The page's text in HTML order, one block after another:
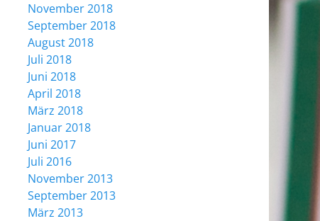
November 2018
September 2018
August 2018
Juli 2018
Juni 2018
April 2018
März 2018
Januar 2018
Juni 2017
Juli 2016
November 2013
September 2013
März 2013